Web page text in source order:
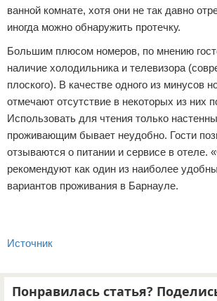
ванной комнате, хотя они не так давно
иногда можно обнаружить протечку.
Большим плюсом номеров, по мнению
наличие холодильника и телевизора
плоского). В качестве одного из минусов
отмечают отсутствие в некоторых из них
Использовать для чтения только
проживающим бывает неудобно. Гости
отзываются о питании и сервисе в отеле.
рекомендуют как один из наиболее
вариантов проживания в Барнауле.
Источник
Понравилась статья?